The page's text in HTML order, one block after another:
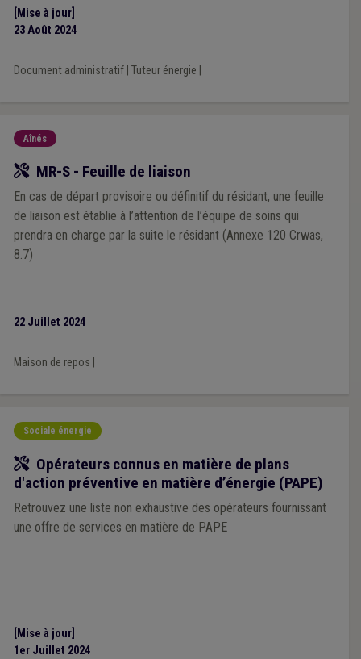
[Mise à jour]
23 Août 2024
Document administratif| Tuteur énergie
Aînés
Outil
MR-S - Feuille de liaison
En cas de départ provisoire ou définitif du résidant, une feuille
de liaison est établie à l’attention de l’équipe de soins qui
prendra en charge par la suite le résidant (Annexe 120 Crwas,
8.7)
22 Juillet 2024
Maison de repos
Sociale énergie
Outil
Opérateurs connus en matière de plans
d'action préventive en matière d’énergie (PAPE)
Retrouvez une liste non exhaustive des opérateurs fournissant
une offre de services en matière de PAPE
[Mise à jour]
1er Juillet 2024